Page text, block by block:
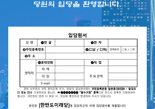
당원의 입당을 환영합니다.